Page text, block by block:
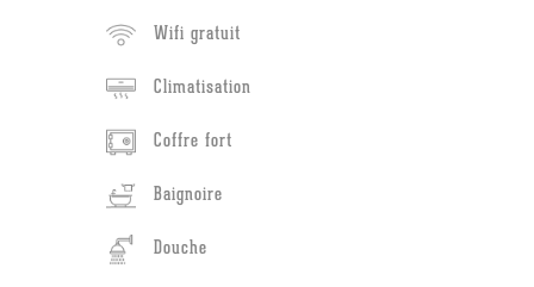
Wifi gratuit
Climatisation
Coffre fort
Baignoire
Douche